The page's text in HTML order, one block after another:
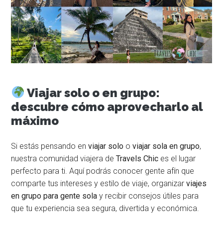
Viajar solo o en grupo:
descubre cómo aprovecharlo al
máximo
Si estás pensando enviajar solo oviajar sola en grupo,
nuestra comunidad viajera deTravels Chic es el lugar
perfecto para ti. Aquí podrás conocer gente afín que
comparte tus intereses y estilo de viaje, organizarviajes
en grupo para gente sola y recibir consejos útiles para
que tu experiencia sea segura, divertida y económica.